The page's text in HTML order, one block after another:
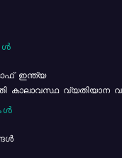
ഇന്ത്യ
കാലാവസ്ഥ വ്യതിയാന